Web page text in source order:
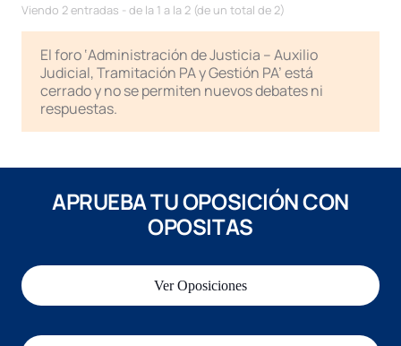
Viendo 2 entradas - de la 1 a la 2 (de un total de 2)
El foro ‘Administración de Justicia – Auxilio
Judicial, Tramitación PA y Gestión PA’ está
cerrado y no se permiten nuevos debates ni
respuestas.
APRUEBA TU OPOSICIÓN CON
OPOSITAS
Ver Oposiciones